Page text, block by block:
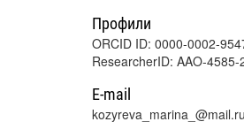
Профили
ORCID ID: 0000-0002-
ResearcherID: AAO-4585-
E-mail
kozyreva_marina_@mail.ru